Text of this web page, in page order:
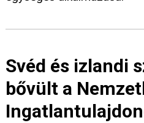
Svéd és izlandi
bővült a